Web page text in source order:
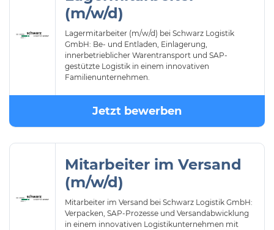
(m/w/d)
Lagermitarbeiter (m/w/d) bei Schwarz Logistik
GmbH: Be- und Entladen, Einlagerung,
innerbetrieblicher Warentransport und SAP-
gestützte Logistik in einem innovativen
Familienunternehmen.
Jetzt bewerben
Mitarbeiter im Versand
(m/w/d)
Mitarbeiter im Versand bei Schwarz Logistik GmbH:
Verpacken, SAP-Prozesse und Versandabwicklung
in einem innovativen Logistikunternehmen mit